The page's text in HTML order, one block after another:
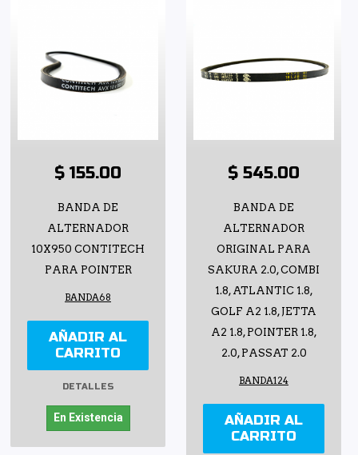
$ 155.00
BANDA DE
ALTERNADOR
10X950 CONTITECH
PARA POINTER
BANDA68
AÑADIR AL
CARRITO
DETALLES
En Existencia
$ 545.00
BANDA DE
ALTERNADOR
ORIGINAL PARA
SAKURA 2.0, COMBI
1.8, ATLANTIC 1.8,
GOLF A2 1.8, JETTA
A2 1.8, POINTER 1.8,
2.0, PASSAT 2.0
BANDA124
AÑADIR AL
CARRITO